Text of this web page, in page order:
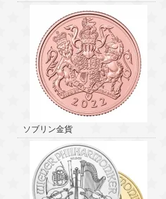
ソブリン金貨